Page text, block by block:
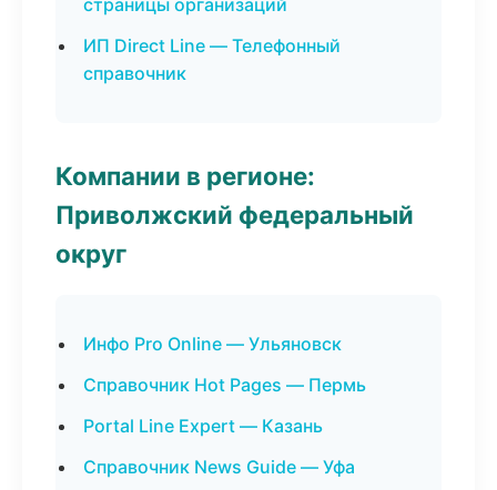
страницы организаций
ИП Direct Line — Телефонный
справочник
Компании в регионе:
Приволжский федеральный
округ
Инфо Pro Online — Ульяновск
Справочник Hot Pages — Пермь
Portal Line Expert — Казань
Справочник News Guide — Уфа